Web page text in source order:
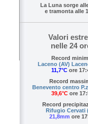
La Luna sorge
e tramonta alle
Valori
nelle 24
Record
Laceno (AV)
11,7°C ore
Record
Benevento centro
39,6°Core
Record
Rifugio Cervati
21,8mm ore